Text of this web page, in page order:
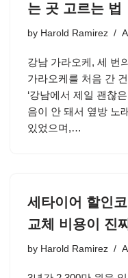
는 곳 고르는 법
by Harold Ramirez
강남 가라오케, 세 번
가라오케를 처음 간
‘강남에서 제일 괜찮
음이 안 돼서 옆방 노
있었으며,…
세타이어 할인
교체 비용이 진
by Harold Ramirez